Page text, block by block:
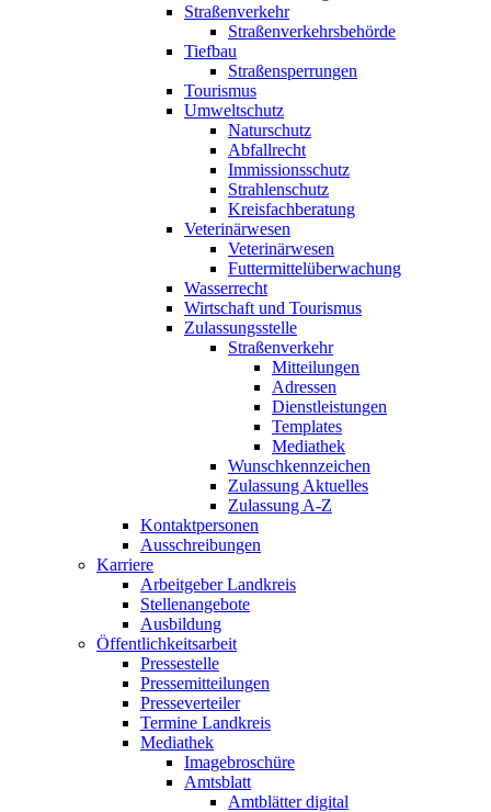
Straßenverkehr
Straßenverkehrsbehörde
Tiefbau
Straßensperrungen
Tourismus
Umweltschutz
Naturschutz
Abfallrecht
Immissionsschutz
Strahlenschutz
Kreisfachberatung
Veterinärwesen
Veterinärwesen
Futtermittelüberwachung
Wasserrecht
Wirtschaft und Tourismus
Zulassungsstelle
Straßenverkehr
Mitteilungen
Adressen
Dienstleistungen
Templates
Mediathek
Wunschkennzeichen
Zulassung Aktuelles
Zulassung A-Z
Kontaktpersonen
Ausschreibungen
Karriere
Arbeitgeber Landkreis
Stellenangebote
Ausbildung
Öffentlichkeitsarbeit
Pressestelle
Pressemitteilungen
Presseverteiler
Termine Landkreis
Mediathek
Imagebroschüre
Amtsblatt
Amtblätter digital